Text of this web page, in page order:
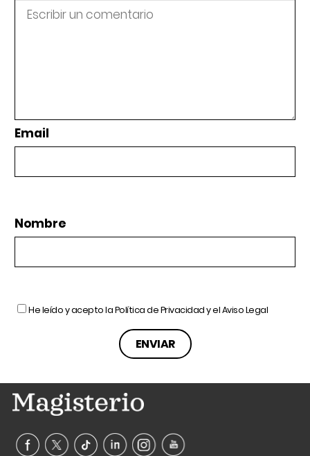
Email
Nombre
He leído y acepto laPolítica de Privacidady elAviso Legal